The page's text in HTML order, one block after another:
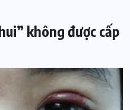
không được cấp